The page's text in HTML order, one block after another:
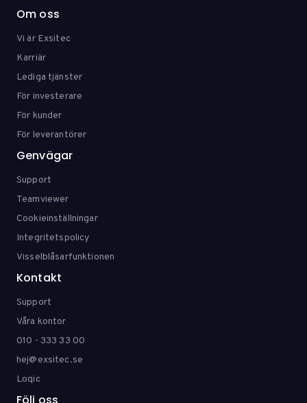
Om oss
Vi är Exsitec
Karriär
Lediga tjänster
För investerare
För kunder
För leverantörer
Genvägar
Support
Teamviewer
Cookieinställningar
Integritetspolicy
Visselblåsarfunktionen
Kontakt
Support
Våra kontor
010 - 333 33 00
hej@exsitec.se
Loqic
Följ oss